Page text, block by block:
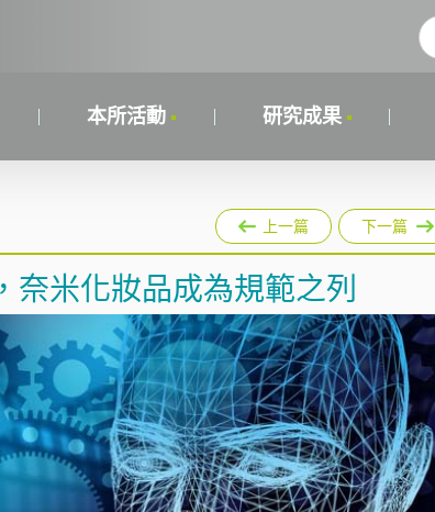
本所活動 研究成果
上一篇 下一篇
米化妝品成為規範之列